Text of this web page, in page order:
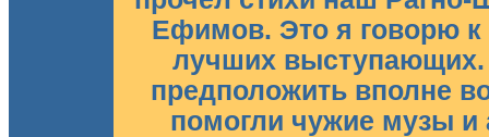
Ефимов. Это я говорю к
лучших
предположить вполне
помогли чужие музы и